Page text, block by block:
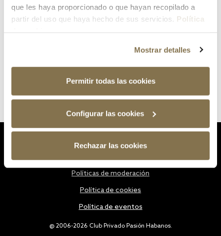
que les haya proporcionado o que hayan recopilado a
partir del uso que haya hecho de sus servicios. Política
Mostrar detalles
Permitir todas las cookies
Configurar las cookies
Rechazar las cookies
@ 2006-2026 Club Privado Pasión Habanos.
Políticas de moderación
Política de cookies
Política de eventos